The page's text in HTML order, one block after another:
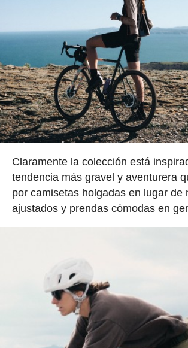
Claramente la colección está
tendencia más gravel y aventurera
por camisetas holgadas en lugar de
ajustados y prendas cómodas en